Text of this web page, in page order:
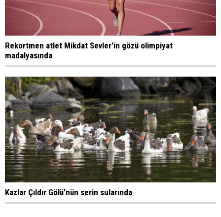
Rekortmen atlet Mikdat Sevler'in gözü olimpiyat
madalyasında
Kazlar Çıldır Gölü'nün serin sularında